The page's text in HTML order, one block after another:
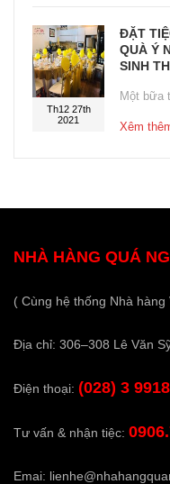
Th12 27th
2021
ĐẶT
QUÀ Ý
SINH
Một bữa
Xêm
NHÀ HÀNG QUÁ
( Cùng hệ thống Nhà hàng
Địa chỉ: 306–308 Lê Văn
Điện thoại: (028) 3
Tư vấn & nhận tiệc:
Emai: